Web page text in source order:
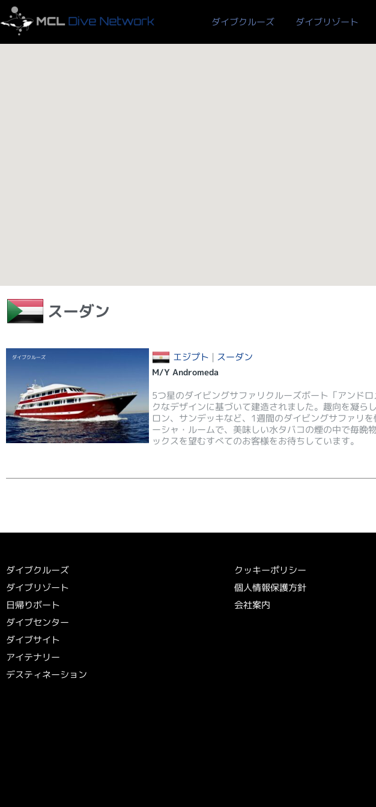
ダイブクルーズ ダイブリゾート
スーダン
ダイブクルーズ エジプト | スーダン
M/Y Andromeda
5つ星のダイビングサファリクルーズボート「アンド
クなデザインに基づいて建造されました。趣向を凝ら
ロン、サンデッキなど、1週間のダイビングサファリ
ーシャ・ルームで、美味しい水タバコの煙の中で毎晩
ックスを望むすべてのお客様をお待ちしています。
ダイブクルーズ
ダイブリゾート
日帰りボート
ダイブセンター
ダイブサイト
アイテナリー
デスティネーション
クッキーポリシー
個人情報保護方針
会社案内